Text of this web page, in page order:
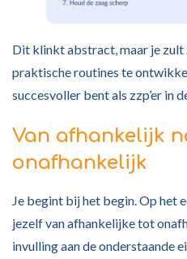
Dit klinkt abstract, maar je
praktische routines te
succesvoller bent als zzp’er in
Van afhankelijk
onafhankelijk
Je begint bij het begin. Op het
jezelf van afhankelijke tot
invulling aan de onderstaande